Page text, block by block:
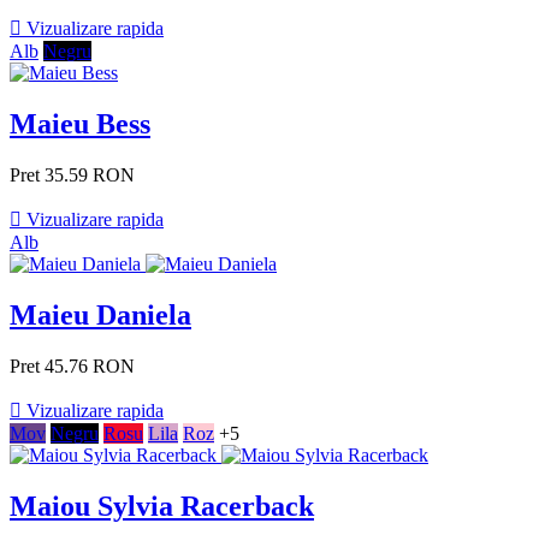
 Vizualizare rapida
Alb Negru
Maieu Bess
Pret 35.59 RON
 Vizualizare rapida
Alb
Maieu Daniela
Pret 45.76 RON
 Vizualizare rapida
Mov Negru Rosu Lila Roz +5
Maiou Sylvia Racerback